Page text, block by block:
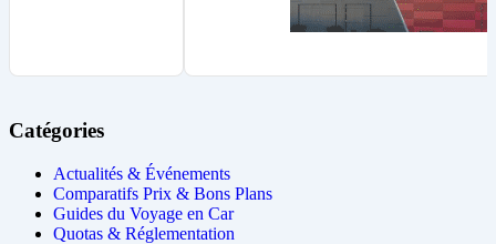
Catégories
Actualités & Événements
Comparatifs Prix & Bons Plans
Guides du Voyage en Car
Quotas & Réglementation